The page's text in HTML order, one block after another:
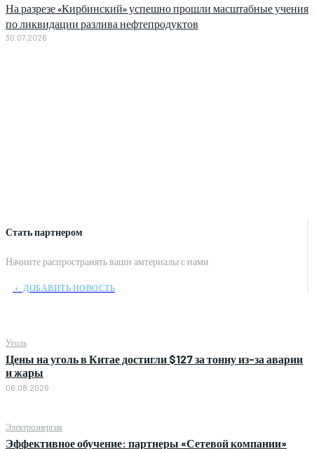
Стать партнером
Начните распространять ваши амтериалы с нами
﹢ ДОБАВИТЬ НОВОСТЬ
Уголь
Цены на уголь в Китае достигли $127 за тонну из-за аварии
и жары
06.08.2026
Электроэнергия
Эффективное обучение: партнеры «Сетевой компании»
На разрезе «Кирбинский» успешно прошли масштабные учения
по ликвидации разлива нефтепродуктов
30.07.2026